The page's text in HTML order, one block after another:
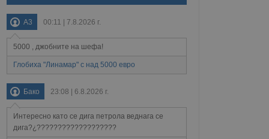
A3 00:11 | 7.8.2026 г.
5000 , джобните на шефа!
Глобиха "Линамар" с над 5000 евро
Бако 23:08 | 6.8.2026 г.
Интересно като се дига петрола веднага се
дига?¿???????????????????
на сайта.
взаимодействия
и потребителския
събиране на данни
за
се
на тестване.
данни,
на посещенията,
били заредени.
опит.
новата или
на социалните